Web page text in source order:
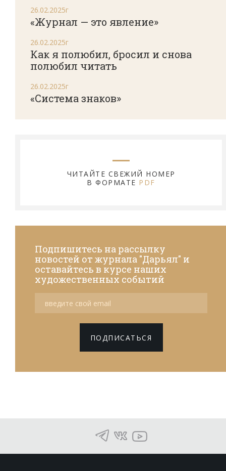
26.02.2025г
«Журнал — это явление»
26.02.2025г
Как я полюбил, бросил и снова
полюбил читать
26.02.2025г
«Система знаков»
ЧИТАЙТЕ СВЕЖИЙ НОМЕР
В ФОРМАТЕ PDF
Подпишитесь на рассылку
новостей от журнала "Дарьял" и
оставайтесь в курсе наших
художественных событий
ПОДПИСАТЬСЯ